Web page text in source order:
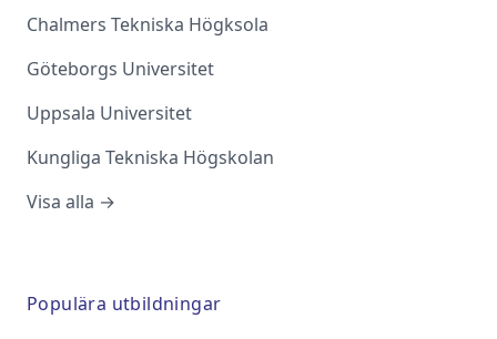
Chalmers Tekniska Högksola
Göteborgs Universitet
Uppsala Universitet
Kungliga Tekniska Högskolan
Visa alla →
Populära utbildningar